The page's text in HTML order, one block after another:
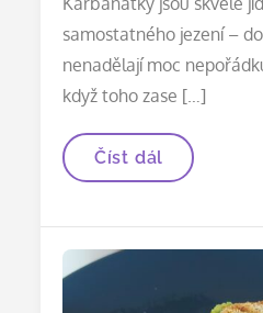
samostatného jezení –
nenadělají moc
když toho zase […]
Karbanátky
s
bez
Číst dál